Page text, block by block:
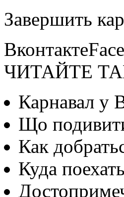
Завершить
ЧИТАЙТЕ
Карнавал у
Що
Как
Куда